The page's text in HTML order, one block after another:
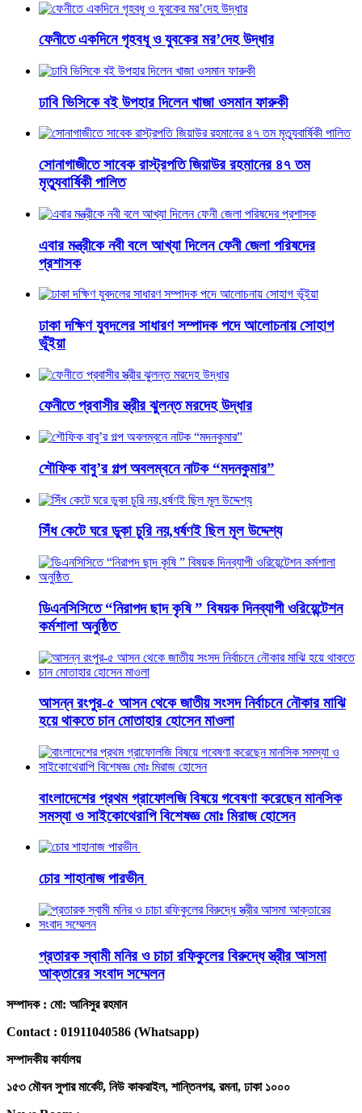
ফেনীতে একদিনে গৃহবধূ ও যুবকের মর’দেহ উদ্ধার
ঢাবি ভিসিকে বই উপহার দিলেন খাজা ওসমান ফারুকী
সোনাগাজীতে সাবেক রাস্ট্রপতি জিয়াউর রহমানের ৪৭ তম
মৃত্যুবার্ষিকী পালিত
এবার মন্ত্রীকে নবী বলে আখ্যা দিলেন ফেনী জেলা পরিষদের
প্রশাসক
ঢাকা দক্ষিণ যুবদলের সাধারণ সম্পাদক পদে আলোচনায় সোহাগ
ভূঁইয়া
ফেনীতে প্রবাসীর স্ত্রীর ঝুলন্ত মরদেহ উদ্ধার
শৌফিক বাবু’র গল্প অবলম্বনে নাটক “মদনকুমার”
সিঁধ কেটে ঘরে ডুকা চুরি নয়,ধর্ষণই ছিল মূল উদ্দেশ্য
ডিএনসিসিতে “নিরাপদ ছাদ কৃষি ” বিষয়ক দিনব্যাপী ওরিয়েন্টেশন
কর্মশালা অনুষ্ঠিত
আসন্ন রংপুর-৫ আসন থেকে জাতীয় সংসদ নির্বাচনে নৌকার মাঝি
হয়ে থাকতে চান মোতাহার হোসেন মাওলা
বাংলাদেশের প্রথম গ্রাফোলজি বিষয়ে গবেষণা করেছেন মানসিক
সমস্যা ও সাইকোথেরাপি বিশেষজ্ঞ মোঃ মিরাজ হোসেন
চোর শাহানাজ পারভীন
প্রতারক স্বামী মনির ও চাচা রফিকুলের বিরুদ্ধে স্ত্রীর আসমা
আক্তারের সংবাদ সম্মেলন
সম্পাদক : মো: আনিসুর রহমান
Contact : 01911040586 (Whatsapp)
সম্পাদকীয় কার্যালয়
১৫৩ মৌবন সুপার মার্কেট, নিউ কাকরাইল, শান্তিনগর, রমনা, ঢাকা ১০০০